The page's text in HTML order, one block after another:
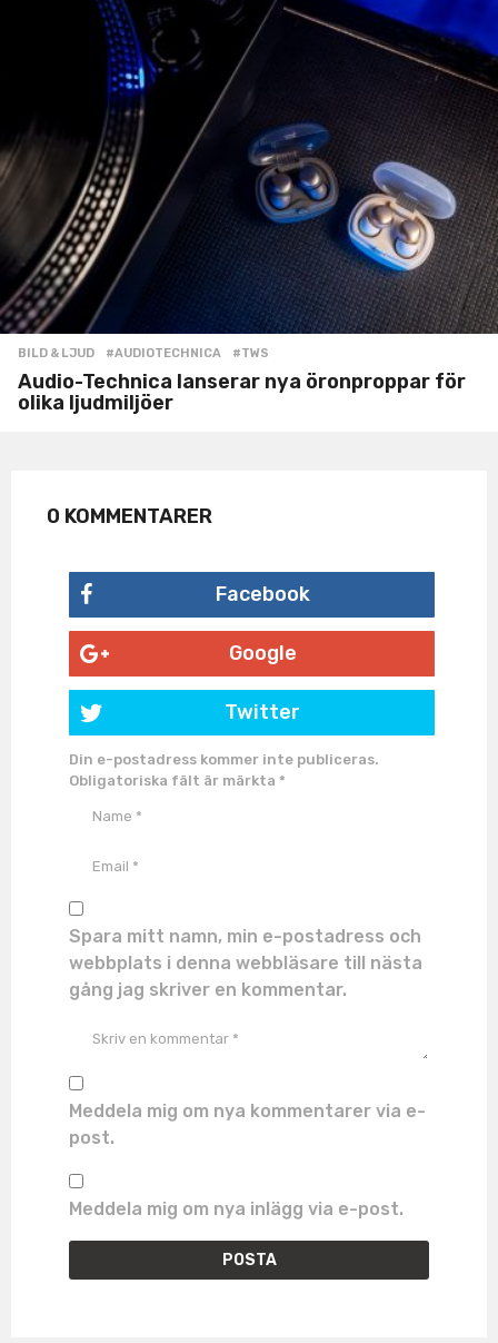
BILD & LJUD #AUDIOTECHNICA ,#TWS
Audio-Technica lanserar nya öronproppar för
olika ljudmiljöer
0 KOMMENTARER
Facebook
Google
Twitter
Din e-postadress kommer inte publiceras.
Obligatoriska fält är märkta *
Spara mitt namn, min e-postadress och
webbplats i denna webbläsare till nästa
gång jag skriver en kommentar.
Meddela mig om nya kommentarer via e-
post.
Meddela mig om nya inlägg via e-post.